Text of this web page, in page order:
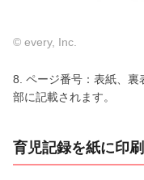
© every, Inc.
8. ページ番号：表紙、裏
部に記載されます。
育児記録を紙に印